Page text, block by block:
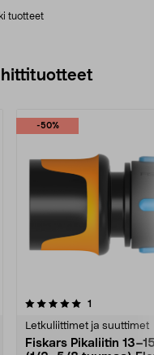
tuotteet
-50%
1
Letkuliittimet ja suuttimet
Fiskars Pikaliitin
3.5 viidestä